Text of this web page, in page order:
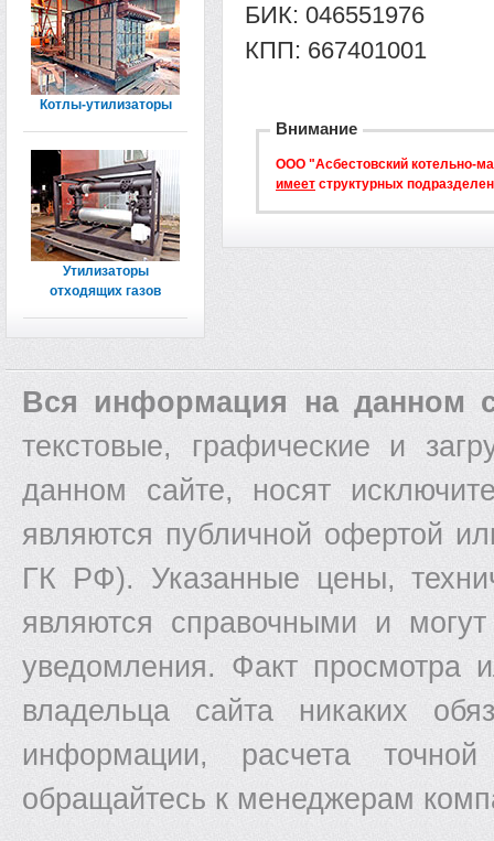
БИК: 046551976
КПП: 667401001
Внимание
ООО "Асбестовский котельно-
имеет структурных
Котлы-утилизаторы
Утилизаторы
отходящих газов
Вся информация на данном
текстовые, графические и
данном сайте, носят
являются публичной офертой
ГК РФ). Указанные цены,
являются справочными и
уведомления. Факт просмотра
владельца сайта никаких
информации, расчета
обращайтесь к менеджерам